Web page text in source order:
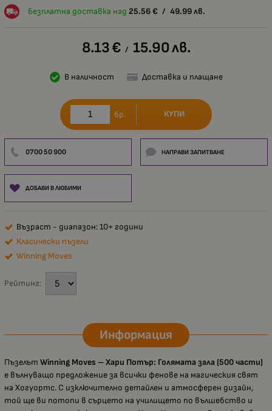
Безплатна доставка над 25.56 € / 49.99 лв.
8.13€ / 15.90лв.
В наличност Доставка и плащане
бр. КУПИ
0700 50 900 НАПРАВИ ЗАПИТВАНЕ
ДОБАВИ В ЛЮБИМИ
Възраст - диапазон: 10+ години
Класически пъзели
Winning Moves
Рейтинг:
Информация
Пъзелът Winning Moves – Хари Потър: Голямата зала (500 части)
е вълнуващо предложение за всички фенове на магическия свят
на Хогуортс. С изключително детайлен и атмосферен дизайн,
той ще ви потопи в сърцето на училището по вълшебство и